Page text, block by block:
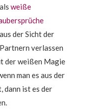
weiße
der Sicht der
verlassen
der weißen Magie
man es aus der
dann ist es der